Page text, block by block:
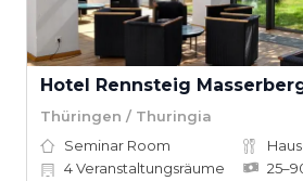
Hotel Rennsteig
Thüringen / Thuringia
Seminar Room
4Veranstaltungsräume